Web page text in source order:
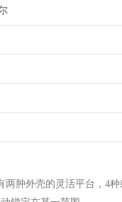
两肿外壳的灵活平台，4